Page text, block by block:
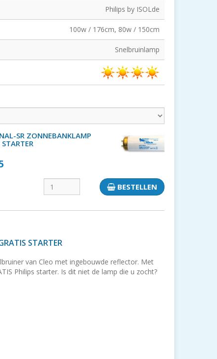
Philips by ISOLde
100w / 176cm, 80w / 150cm
Snelbruinlamp
SR ZONNEBANKLAMP
BESTELLEN
STARTER
van Cleo met ingebouwde reflector. Met
Philips starter. Is dit niet de lamp die u zocht?